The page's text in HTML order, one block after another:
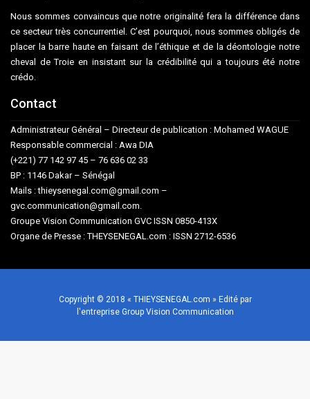
Nous sommes convaincus que notre originalité fera la différence dans
ce secteur très concurrentiel. C’est pourquoi, nous sommes obligés de
placer la barre haute en faisant de l’éthique et de la déontologie notre
cheval de Troie en insistant sur la crédibilité qui a toujours été notre
crédo.
Contact
Administrateur Général – Directeur de publication : Mohamed WAGUE
Responsable commercial : Awa DIA
(+221) 77 142 97 45 – 76 636 02 33
BP : 1146 Dakar – Sénégal
Mails : thieysenegal.com@gmail.com –
gvc.communication@gmail.com.
Groupe Vision Communication GVC ISSN 0850-413X
Organe de Presse : THEYSENEGAL.com : ISSN 2712-6536
Copyright © 2018 « THIEYSENEGAL.com » Edité par
l'entreprise Group Vision Communication